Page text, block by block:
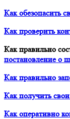
Как обезопасить
Как проверить
Как правильно
постановление о
Как правильно
Как получить
Как оперативно